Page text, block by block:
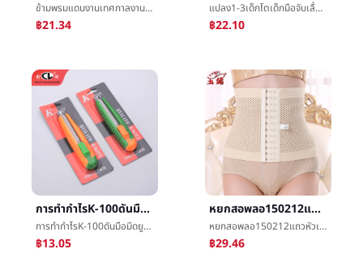
ข้ามพรมแดนงานเทศกาลงานเลี้ยงวันวาเลนไทน์ความรักการพิมพ์ผ้าปูโต๊ะเสนอพลาสติกครั้งหนึ่งของเล่นทางเพศเครื่องประดับจุด
฿21.34
แปลง1-3เด็กโตเด็กมือจับเลื่อยเล็กสัตว์ผลไม้ความรู้ความเข้าใจต้นเรียนรู้จิ๊กซอว์บังคับแต่งหน้าทำด้วยไม้แผง
฿22.10
การทำกำไรK-100ดันมือมีดยูทิลิตี้เครื่องมือมีดสำนักงานบทความอนุมัติçº¸มีดวอลล์เปเปอร์มีดจัดส่งด่วนการเอาออกมีดยูทิลิตี้
การทำกำไรK-100ดันมือมีดยูทิลิตี้เครื่องมือมีดสำนักงานบทความอนุมัติçº¸มีดวอลล์เปเปอร์มีดจัดส่งด่วนการเอาออกมีดยูทิลิตี้
฿13.05
หยกสอพลอ150212แถวหัวเข็มขัดนางสาวเงินได้บริเวณหน้าท้องหญิงตั้งครรภ์ภายหลังเกิดæบริเวณหน้าท้องร่างกายการออกกำลังกายเงินได้เข็มขัดขายส่ง
หยกสอพลอ150212แถวหัวเข็มขัดนางสาวเงินได้บริเวณหน้าท้องหญิงตั้งครรภ์ภายหลังเกิดæบริเวณหน้าท้องร่างกายการออกกำลังกายเงินได้เข็มขัดขายส่ง
฿29.46